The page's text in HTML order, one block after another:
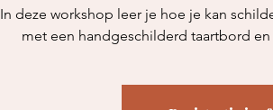
In deze workshop leer je hoe je kan
met een handgeschilderd taartbord